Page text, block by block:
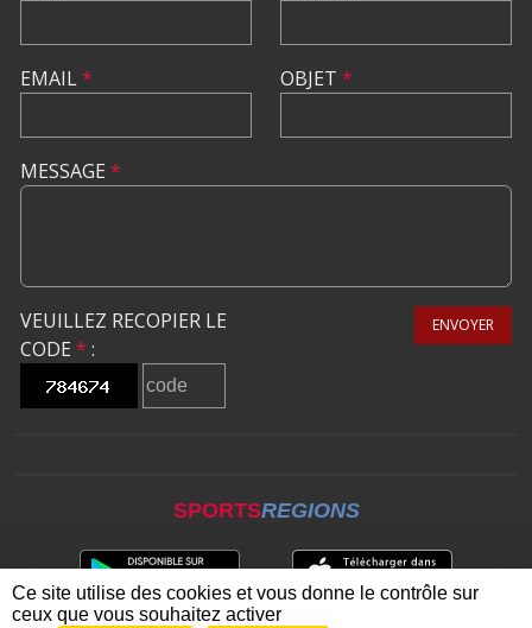
EMAIL* OBJET *
MESSAGE *
VEUILLEZ RECOPIER LE
CODE * :
ENVOYER
SPORTSREGIONS
Ce site utilise des cookies et vous donne le contrôle sur
ceux que vous souhaitez activer